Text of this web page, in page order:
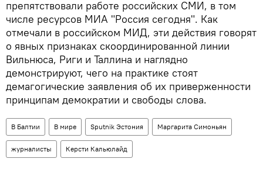
препятствовали работе российских СМИ, в том
числе ресурсов МИА "Россия сегодня". Как
отмечали в российском МИД, эти действия говорят
о явных признаках скоординированной линии
Вильнюса, Риги и Таллина и наглядно
демонстрируют, чего на практике стоят
демагогические заявления об их приверженности
принципам демократии и свободы слова.
В Балтии В мире Sputnik Эстония Маргарита Симоньян
журналисты Керсти Кальюлайд